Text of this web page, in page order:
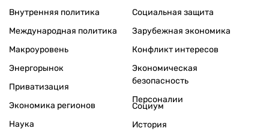
Внутренняя политика
Международная политика
Макроуровень
Энергорынок
Приватизация
Экономика регионов
Социальная защита
Зарубежная экономика
Конфликт интересов
Экономическая
безопасность
Персоналии
Наука
Социум
История